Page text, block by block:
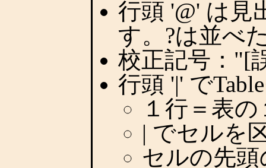
行頭 '@' は見
す。?は並べ
校正記号："[
行頭 '|' で
１行＝表の
| でセルを
セルの先